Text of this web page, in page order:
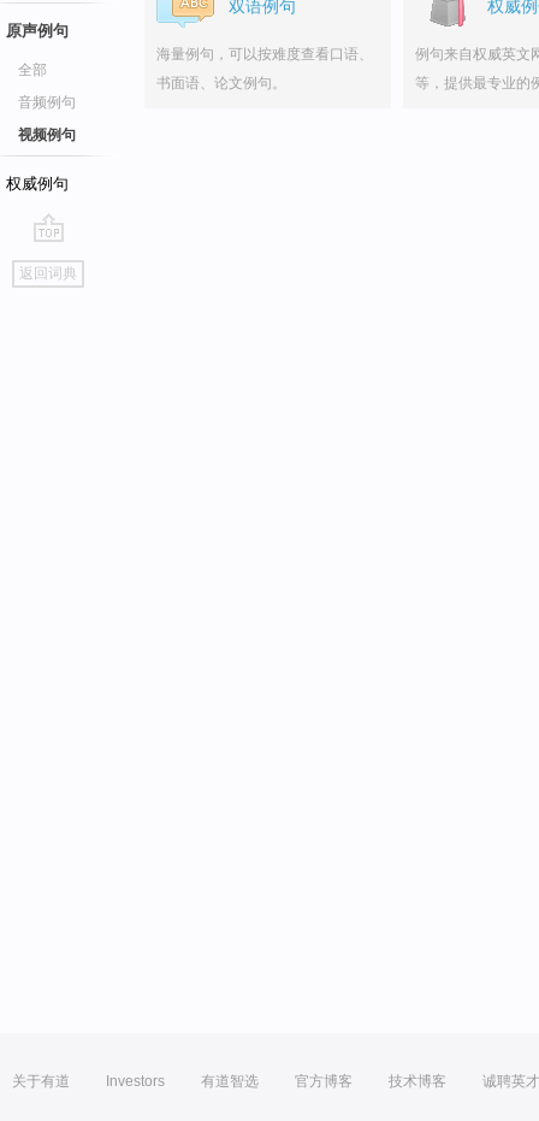
原声例句
全部
音频例句
视频例句
权威例句
go
top
返回词典
双语例句
海量例句，可以按难度查看口语、
书面语、论文例句。
权威
例句来自权威英文
等，提供最专业的
关于有道 Investors 有道智选 官方博客 技术博客 诚聘英才